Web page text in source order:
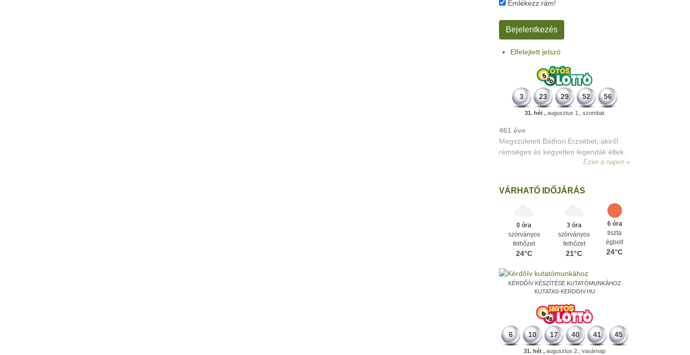
Emlékezz rám!
Elfelejtett jelszó
3 23 29 52 56
31. hét , augusztus 1., szombat
VÁRHATÓ IDŐJÁRÁS
0 óra
szórványos
felhőzet
24°C
3 óra
szórványos
felhőzet
21°C
6 óra
tiszta
égbolt
24°C
KÉRDŐÍV KÉSZÍTÉSE KUTATÓMUNKÁHOZ
KUTATAS-KERDOIV.HU
6 10 17 40 41 45
31. hét , augusztus 2., vasárnap